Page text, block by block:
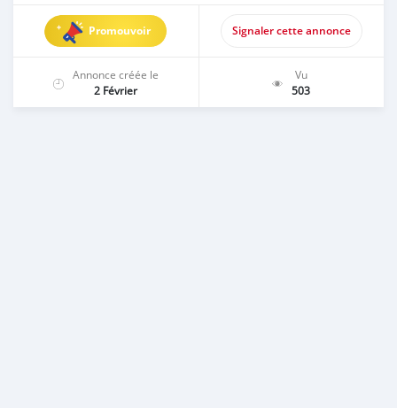
Promouvoir Signaler cette annonce
Annonce créée le
2 Février
Vu
503